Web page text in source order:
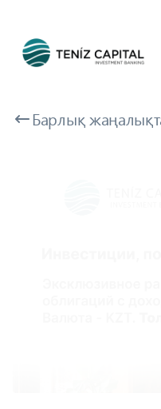
Барлық